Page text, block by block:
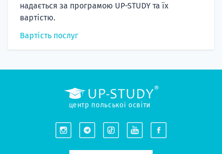
надається за програмою UP-STUDY та їх
вартістю.
Вартість послуг
центр польської освіти